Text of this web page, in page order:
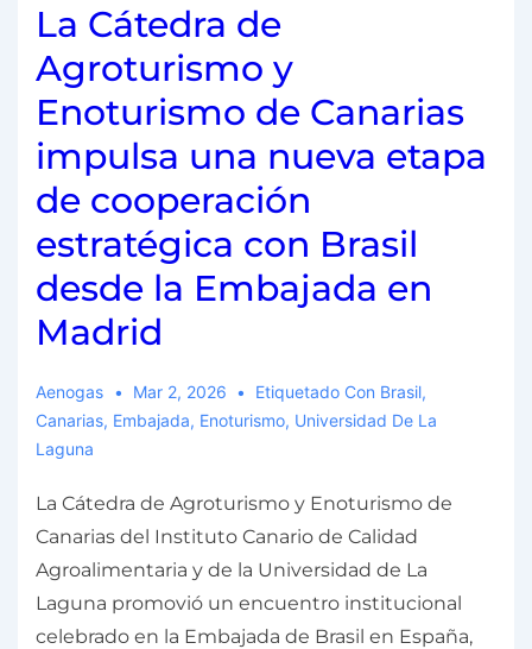
La Cátedra de
Agroturismo y
Enoturismo de Canarias
impulsa una nueva etapa
de cooperación
estratégica con Brasil
desde la Embajada en
Madrid
Aenogas Mar 2, 2026 Etiquetado Con Brasil,
Canarias, Embajada, Enoturismo, Universidad De La
Laguna
La Cátedra de Agroturismo y Enoturismo de
Canarias del Instituto Canario de Calidad
Agroalimentaria y de la Universidad de La
Laguna promovió un encuentro institucional
celebrado en la Embajada de Brasil en España,